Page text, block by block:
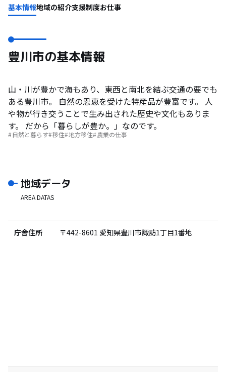
基本情報地域の紹介支援制度お仕事
豊川市の基本情報
山・川が豊かで海もあり、東西と南北を結ぶ交通の要でも
ある豊川市。 自然の恩恵を受けた特産品が豊富です。 人
や物が行き交うことで生み出された歴史や文化もありま
す。 だから「暮らしが豊か。」なのです。
自然と暮らす 移住 地方移住 農業の仕事
地域データ
AREA DATAS
庁舎住所 〒442-8601 愛知県豊川市諏訪1丁目1番地